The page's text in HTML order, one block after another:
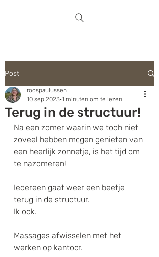
Post
Terug in de structuur!
roospaulussen
10 sep 2023 1 minuten om te lezen
Na een zomer waarin we toch niet
zoveel hebben mogen genieten van
een heerlijk zonnetje, is het tijd om
te nazomeren!
Iedereen gaat weer een beetje
terug in de structuur.
Ik ook.
Massages afwisselen met het
werken op kantoor.